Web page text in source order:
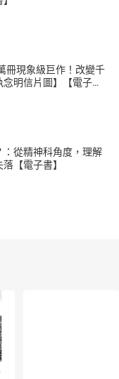
冊現象級巨作！改變千
明信片圖】【電子
從精神科角度，理解
【電子書】